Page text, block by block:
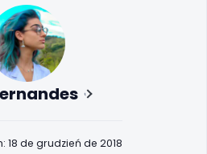
18 de grudzień de 2018